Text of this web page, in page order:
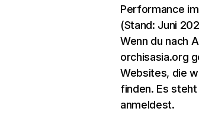
Performance
(Stand: Juni
Wenn du nach
orchisasia.org
Websites, die
finden. Es
anmeldest.